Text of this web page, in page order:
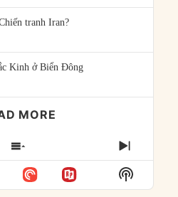
tranh Iran?
Kinh ở Biển Đông
MORE
SHOW
EPISODES
LIST
NEXT
Show
Podcast